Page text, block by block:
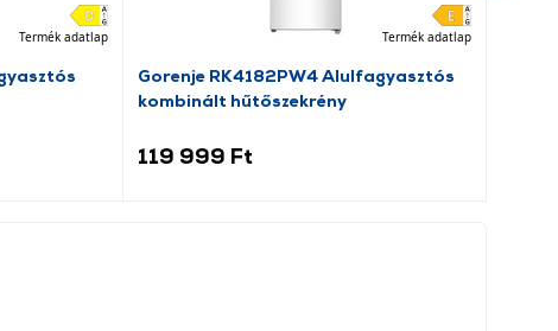
Termék adatlap Termék adatlap
Gorenje RK4182PW4 Alulfagyasztós
kombinált hűtőszekrény
119 999 Ft